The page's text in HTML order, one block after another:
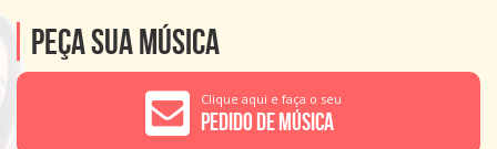
Peça sua música
Clique aqui e faça o seu
Pedido de Música